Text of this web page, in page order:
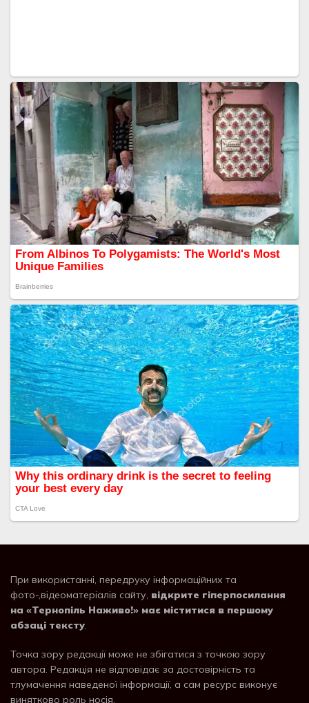
При використанні, передруку інформаційних та
фото-,відеоматеріалів сайту, відкрите гіперпосилання
на «Тернопіль Наживо!» має міститися в першому
абзаці тексту.
Точка зору редакції може не збігатися з точкою зору
автора. Редакція не відповідає за достовірність та
тлумачення наведеної інформації, а сам ресурс виконує
винятково роль носія.